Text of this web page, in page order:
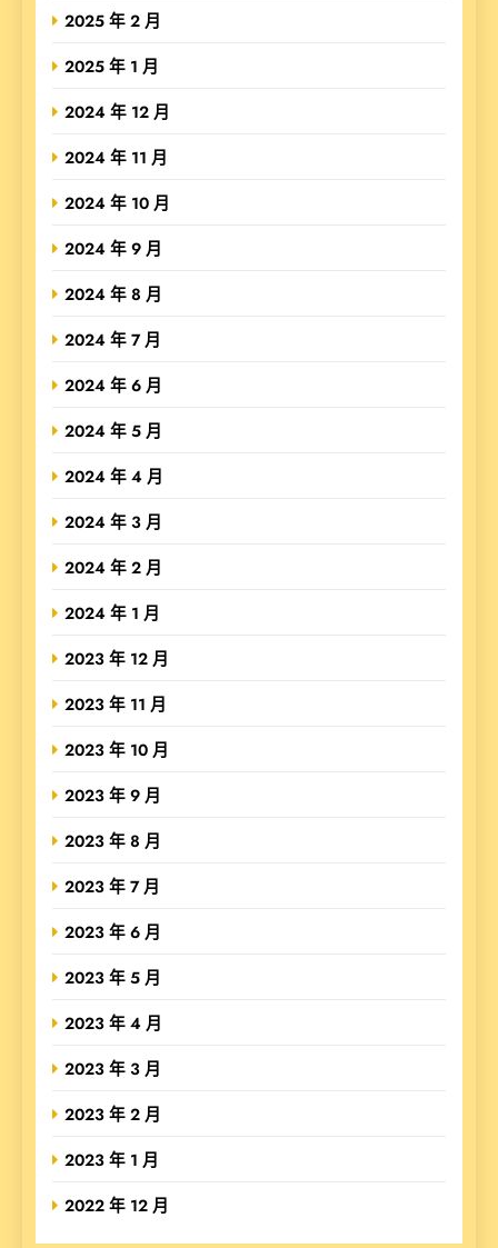
2025 年 2 月
2025 年 1 月
2024 年 12 月
2024 年 11 月
2024 年 10 月
2024 年 9 月
2024 年 8 月
2024 年 7 月
2024 年 6 月
2024 年 5 月
2024 年 4 月
2024 年 3 月
2024 年 2 月
2024 年 1 月
2023 年 12 月
2023 年 11 月
2023 年 10 月
2023 年 9 月
2023 年 8 月
2023 年 7 月
2023 年 6 月
2023 年 5 月
2023 年 4 月
2023 年 3 月
2023 年 2 月
2023 年 1 月
2022 年 12 月